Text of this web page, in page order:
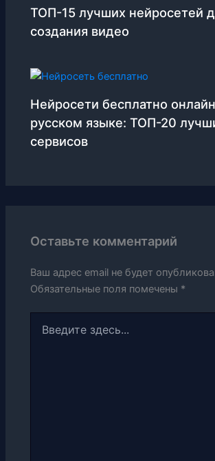
ТОП-15 лучших нейросетей
создания видео
Нейросети бесплатно
русском языке: ТОП-20
сервисов
Оставьте комментарий
Ваш адрес email не будет
Обязательные поля помечены *
здесь...